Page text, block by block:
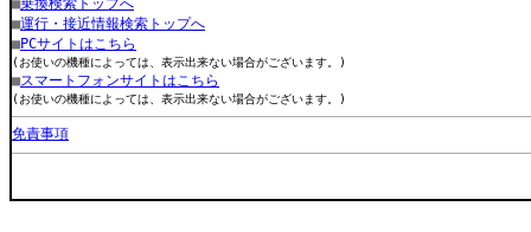
■乗換検索トップへ
■運行・接近情報検索トップへ
■PCサイトはこちら
(お使いの機種によっては、表示出来ない場合がございます。)
■スマートフォンサイトはこちら
(お使いの機種によっては、表示出来ない場合がございます。)
免責事項